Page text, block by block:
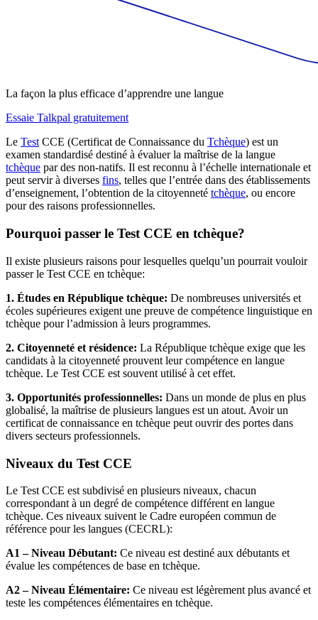
La façon la plus efficace d’apprendre une langue
Essaie Talkpal gratuitement
Le Test CCE (Certificat de Connaissance du Tchèque) est un
examen standardisé destiné à évaluer la maîtrise de la langue
tchèque par des non-natifs. Il est reconnu à l’échelle internationale et
peut servir à diverses fins, telles que l’entrée dans des établissements
d’enseignement, l’obtention de la citoyenneté tchèque, ou encore
pour des raisons professionnelles.
Pourquoi passer le Test CCE en tchèque?
Il existe plusieurs raisons pour lesquelles quelqu’un pourrait vouloir
passer le Test CCE en tchèque:
1. Études en République tchèque: De nombreuses universités et
écoles supérieures exigent une preuve de compétence linguistique en
tchèque pour l’admission à leurs programmes.
2. Citoyenneté et résidence: La République tchèque exige que les
candidats à la citoyenneté prouvent leur compétence en langue
tchèque. Le Test CCE est souvent utilisé à cet effet.
3. Opportunités professionnelles: Dans un monde de plus en plus
globalisé, la maîtrise de plusieurs langues est un atout. Avoir un
certificat de connaissance en tchèque peut ouvrir des portes dans
divers secteurs professionnels.
Niveaux du Test CCE
Le Test CCE est subdivisé en plusieurs niveaux, chacun
correspondant à un degré de compétence différent en langue
tchèque. Ces niveaux suivent le Cadre européen commun de
référence pour les langues (CECRL):
A1 – Niveau Débutant: Ce niveau est destiné aux débutants et
évalue les compétences de base en tchèque.
A2 – Niveau Élémentaire: Ce niveau est légèrement plus avancé et
teste les compétences élémentaires en tchèque.